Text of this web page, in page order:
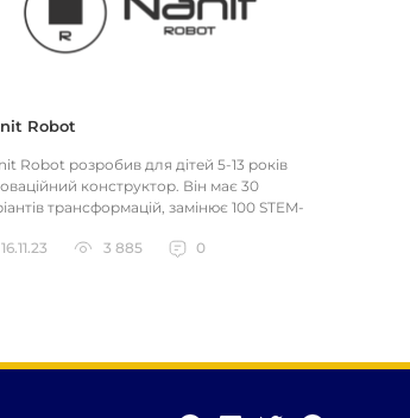
Robot
Robot розробив для дітей 5-13 років
конструктор. Він має 30
трансформацій, замінює 100 STEM-
16.11.23
3 885 0